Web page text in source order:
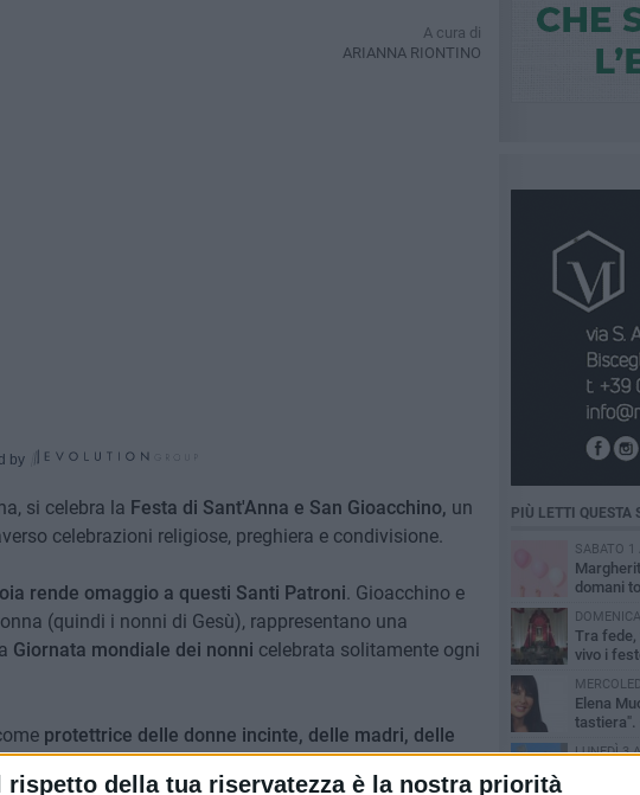
rispetto della tua riservatezza è la nostra priorità
A cura di
ARIANNA RIONTINO
by
si celebra la Festa di Sant'Anna e San Gioacchino, un
celebrazioni religiose, preghiera e condivisione.
rende omaggio a questi Santi Patroni. Gioacchino e
(quindi i nonni di Gesù), rappresentano una
Giornata mondiale dei nonni celebrata solitamente ogni
protettrice delle donne incinte, delle madri, delle
. È inoltre considerata la protettrice delle vedove,
PIÙ LETTI QUESTA
SABATO 1
domani
Tra fede,
vivo i
Santissimo
Elena
tastiera".
Patronale»
LUNEDÌ 3